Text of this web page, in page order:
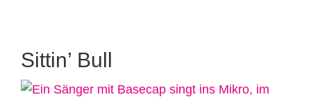
Sittin’ Bull